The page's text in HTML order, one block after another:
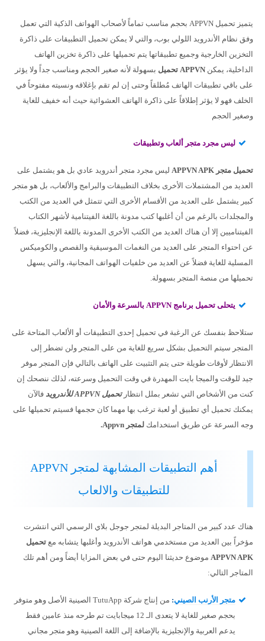
يتميز تحميل APPVN بحجم مناسب تماماً لأصحاب الهواتف الذكية التي تعمل
وفق نظام الأندرويد اللولي بوب، والتي لا يمكن تحميل التطبيقات على ذاكرة
التخزين الخارجية وجميع تطبيقاتها يتم تحميلها على ذاكرة تخزين الهاتف
الداخلية، يمكن APPVN تحميل
بسهولة لأنه صغير الحجم ومناسب جداً ولا يؤثر
على باقي تطبيقات الهاتف مُطلقاً وحتى إن لم تقم بإغلاقه ونسيته مفتوحاً في
الخلف فهو لا يؤثر إطلاقاً على ذاكرة الهاتف العشوائية حيث أنه خفيف للغاية
وصغير الحجم
ليس مجرد متجر ألعاب وتطبيقات
تحميل متجر APPVN APK
ليس مجرد متجر أندرويد عادي بل هو يشتمل على
العديد من المشتملات الأخرى بخلاف التطبيقات والبرامج والألعاب، بل هو متجر
كبير يشتمل على العديد من الأقسام الأخرى التي تتمثل في العديد من الكتب
والمجلدات بالرغم من أن أغلبها كتب مدونة باللغة الفيتنامية لأشهر الكتاب
الفيتناميين إلا أن هناك العديد من الكتب الأخرى المدونة باللغة الإنجليزية، فضلاً
عن احتواء المتجر على العديد من النغمات الموسيقية والقصص والكوميكس
المسلية للغاية فضلاً عن العديد من خلفيات الهواتف المجانية، والتي يسهل
تحميلها من منصة المتجر بسهولة.
يتحلى تحميل برنامج APPVN بالسرعة والأمان
ستلاحظ بنفسك عن الرغبة في تحميل إحدى التطبيقات أو الألعاب المتاحة على
المتجر سيتم التحميل بشكل سريع للغاية من على المتجر ولن تضطر إلى
الانتظار لأوقات طويلة حتى يتم التثبيت على الهاتف بالتالي فإن المتجر موفر
جيد للوقت والميجا بايت المهدرة في وقت التحميل وسرعته، لذلك ننصحك إن
كنت من الأشخاص التي تشعر بملل انتظارتحميل APPVN للأندرويد
فالآن
يمكنك تحميل أي تطبيق أو لعبة ترغب بها مهما كان حجمها فسيتم تحميلها على
وجه السرعة عن طريق استخدامك لمتجر Appvn.
أهم التطبيقات المشابهة لمتجر APPVN
للتطبيقات والالعاب
هناك عدد كبير من المتاجر البديلة لمتجر جوجل بلاي الرسمي التي انتشرت
مؤخراً بين العديد من مستخدمي هواتف الأندرويد وأغلبها يتشابه مع تحميل
APPVN APK موضوع حديثنا اليوم حتى في بعض المزايا أيضاً ومن أهم تلك
المتاجر التالي:
متجر الأرنب الصيني:
من إنتاج شركة TutuApp الصينية الأصل وهو متوفر
بحجم صغير للغاية لا يتعدى الـ 12 ميجابايت تم طرحه منذ عامين فقط
يدعم العربية والإنجليزية بالإضافة إلى اللغة الصينية وهو متجر مجاني